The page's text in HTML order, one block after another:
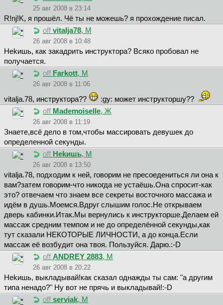
25 авг 2008 в 23:14
R!nj!K, я прошёл. Чё ты не можешь? я прохождение писал.
off vitalja78, М
26 авг 2008 в 10:48
Hekишь, как закадрить инструктора? Всяко пробовал не
получается.
off Farkott, М
26 авг 2008 в 11:06
vitalja.78, инструктора??
:gy: может инструкторшу??
off Mademoiselle, Ж
26 авг 2008 в 11:19
Знаете,всё дело в том,чтобы массировать девушек до
определенной секунды.
off Hekишь, М
26 авг 2008 в 13:50
vitalja.78, подходим к ней, говорим не пресоедениться ли она к
вам?затем говорим-что никогда не устаёшь.Она спросит-как
это? отвечаем что знаем все секреты восточного массажа и
идём в душь.Моемся.Вдруг слышим голос.Не открываем
дверь кабинки.Итак.Мы вернулись к инструкторше.Делаем ей
массаж средним темпом и не до определённой секунды,как
тут сказали НЕКОТОРЫЕ ЛИЧНОСТИ, а до конца.Если
массаж её возбудит она твоя. Пользуйся. Дарю.:-D
off ANDREY 2883, М
26 авг 2008 в 20:22
Hekишь, выкладывай!как сказал однажды ты сам: "а другим
типа ненадо?" Ну вот не прячь и выкладывай!:-D
off serviak, М